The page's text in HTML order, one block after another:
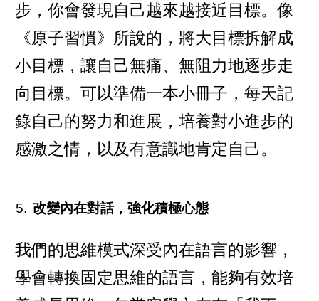
步，你會發現自己越來越接近目標。像
《原子習慣》所說的，將大目標拆解成
小目標，讓自己無痛、無阻力地逐步走
向目標。可以準備一本小冊子，每天記
錄自己的努力和進展，培養對小進步的
感激之情，以及有意識地肯定自己。
改變內在對話，強化積極心態
我們的思維模式深受內在語言的影響，
學會轉換固定思維的語言，能夠有效培